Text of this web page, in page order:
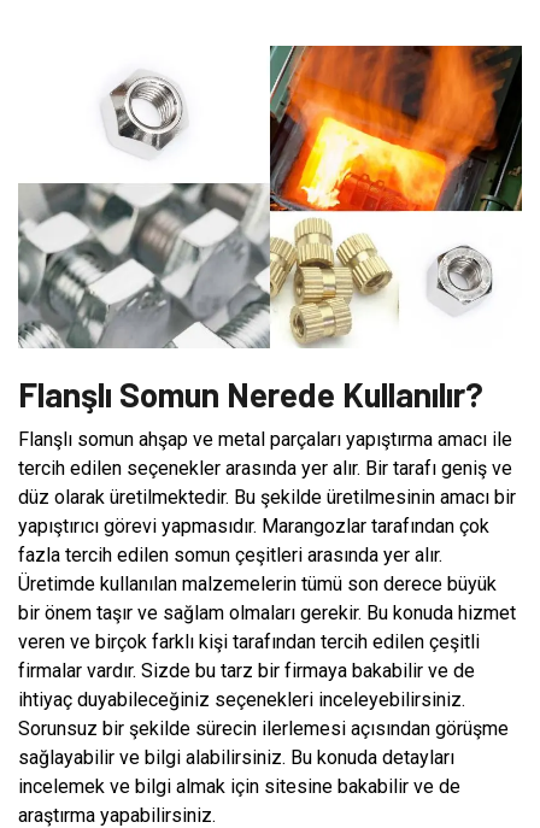
Flanşlı Somun Nerede Kullanılır?
Flanşlı somun ahşap ve metal parçaları yapıştırma amacı ile
tercih edilen seçenekler arasında yer alır. Bir tarafı geniş ve
düz olarak üretilmektedir. Bu şekilde üretilmesinin amacı bir
yapıştırıcı görevi yapmasıdır. Marangozlar tarafından çok
fazla tercih edilen somun çeşitleri arasında yer alır.
Üretimde kullanılan malzemelerin tümü son derece büyük
bir önem taşır ve sağlam olmaları gerekir. Bu konuda hizmet
veren ve birçok farklı kişi tarafından tercih edilen çeşitli
firmalar vardır. Sizde bu tarz bir firmaya bakabilir ve de
ihtiyaç duyabileceğiniz seçenekleri inceleyebilirsiniz.
Sorunsuz bir şekilde sürecin ilerlemesi açısından görüşme
sağlayabilir ve bilgi alabilirsiniz. Bu konuda detayları
incelemek ve bilgi almak için sitesine bakabilir ve de
araştırma yapabilirsiniz.